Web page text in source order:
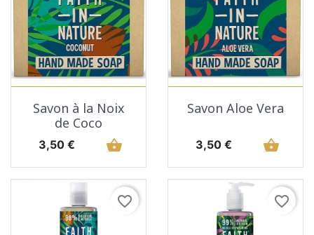
Savon à la Noix
de Coco
Prix
3,50 € shopping_basket
Savon Aloe Vera
Prix
3,50 € shopping_basket
favorite_border favorite_border